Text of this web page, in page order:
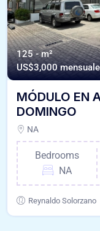
125 - m²
US$3,000
MÓDULO EN
DOMINGO
NA
Bedrooms
NA
Reynaldo Solorzano